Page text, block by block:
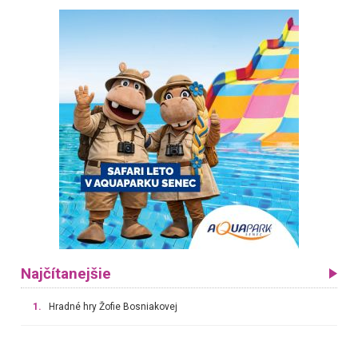
Najčítanejšie
1. Hradné hry Žofie Bosniakovej